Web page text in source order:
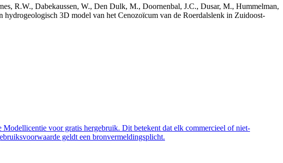
R.W., Dabekaussen, W., Den Dulk, M., Doornenbal, J.C., Dusar, M., Hummelman,
3D model van het Cenozoïcum van de Roerdalslenk in Zuidoost-
voor gratis hergebruik. Dit betekent dat elk commercieel of niet-
geldt een bronvermeldingsplicht.